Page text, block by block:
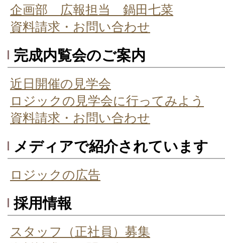
企画部 広報担当 鍋田七菜
資料請求・お問い合わせ
完成内覧会のご案内
近日開催の見学会
ロジックの見学会に行ってみよう
資料請求・お問い合わせ
メディアで紹介されています
ロジックの広告
採用情報
スタッフ（正社員）募集